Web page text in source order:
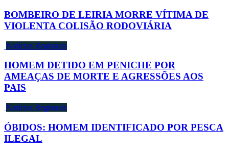
BOMBEIRO DE LEIRIA MORRE VÍTIMA DE
VIOLENTA COLISÃO RODOVIÁRIA
Notícias Regionais
HOMEM DETIDO EM PENICHE POR
AMEAÇAS DE MORTE E AGRESSÕES AOS
PAIS
Notícias Regionais
ÓBIDOS: HOMEM IDENTIFICADO POR PESCA
ILEGAL